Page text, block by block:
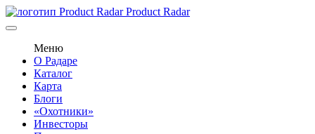
Product Radar
Меню
О Радаре
Каталог
Карта
Блоги
«Охотники»
Инвесторы